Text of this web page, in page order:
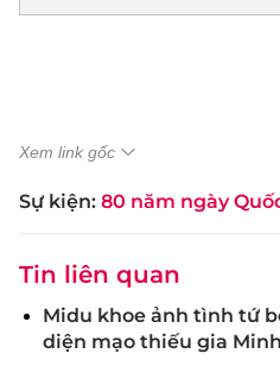
Sự kiện: 80 năm ngày
Xem link gốc
Tin liên quan
Midu khoe ảnh tình tứ
diện mạo thiếu gia